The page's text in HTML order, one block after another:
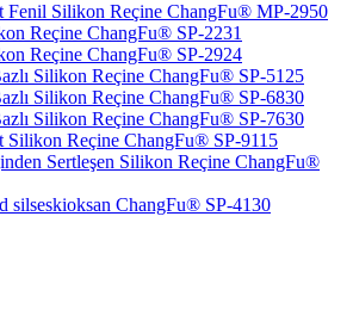
Fenil Silikon Reçine ChangFu® MP-2950
Reçine ChangFu® SP-2231
Reçine ChangFu® SP-2924
Silikon Reçine ChangFu® SP-5125
Silikon Reçine ChangFu® SP-6830
Silikon Reçine ChangFu® SP-7630
Silikon Reçine ChangFu® SP-9115
Sertleşen Silikon Reçine ChangFu®
silseskioksan ChangFu® SP-4130